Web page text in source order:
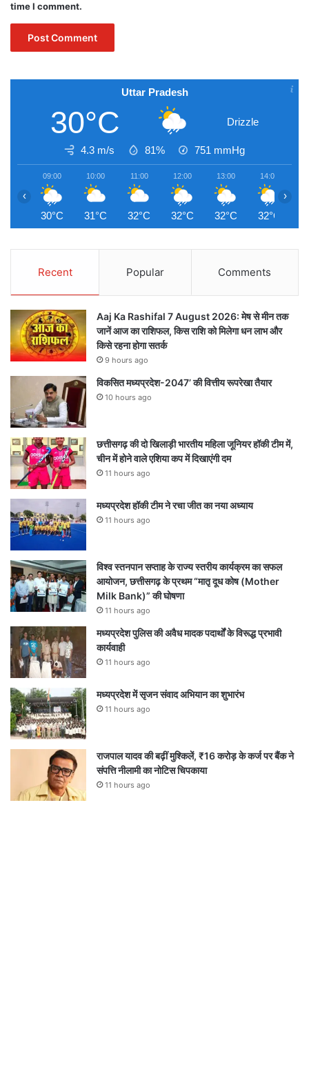
time I comment.
Uttar Pradesh
30°C Drizzle
4.3 m/s 81% 751 mmHg
09:00
30°C
10:00
31°C
11:00
32°C
12:00
32°C
13:00
32°C
14:00
32°C
‹ ›
Recent Popular Comments
Aaj Ka Rashifal 7 August 2026: मेष से मीन तक
जानें आज का राशिफल, किस राशि को मिलेगा धन लाभ और
किसे रहना होगा सतर्क
9 hours ago
विकसित मध्यप्रदेश-2047’ की वित्तीय रूपरेखा तैयार
10 hours ago
छत्तीसगढ़ की दो खिलाड़ी भारतीय महिला जूनियर हॉकी टीम में,
चीन में होने वाले एशिया कप में दिखाएंगी दम
11 hours ago
मध्यप्रदेश हॉकी टीम ने रचा जीत का नया अध्याय
11 hours ago
विश्व स्तनपान सप्ताह के राज्य स्तरीय कार्यक्रम का सफल
आयोजन, छत्तीसगढ़ के प्रथम “मातृ दूध कोष (Mother
Milk Bank)” की घोषणा
11 hours ago
मध्यप्रदेश पुलिस की अवैध मादक पदार्थों के विरूद्ध प्रभावी
कार्यवाही
11 hours ago
मध्यप्रदेश में सृजन संवाद अभियान का शुभारंभ
11 hours ago
राजपाल यादव की बढ़ीं मुश्किलें, ₹16 करोड़ के कर्ज पर बैंक ने
संपत्ति नीलामी का नोटिस चिपकाया
11 hours ago